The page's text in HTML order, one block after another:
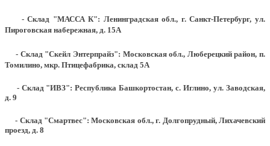
- Склад "МАССА К": Ленинградская обл., г. Санкт-Петербург, ул.
Пироговская набережная, д. 15А
- Склад "Скейл Энтерпрайз": Московская обл., Люберецкий район, п.
Томилино, мкр. Птицефабрика, склад 5А
- Склад "ИВЗ": Республика Башкортостан, с. Иглино, ул. Заводская,
д. 9
- Склад "Смартвес":Московская обл., г. Долгопрудный, Лихачевский
проезд, д. 8